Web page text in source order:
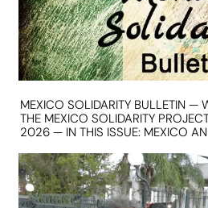
MEXICO SOLIDARITY BULLETIN —
THE MEXICO SOLIDARITY
2026 — IN THIS ISSUE: MEXICO